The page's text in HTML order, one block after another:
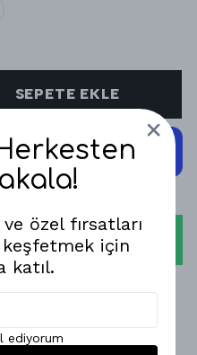
SEPETE EKLE
ALIŞVERİŞ!
özel fırsatları
için
katıl.
ediyorum